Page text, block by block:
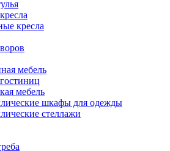
кресла
мебель
мебель
шкафы для одежды
стеллажи